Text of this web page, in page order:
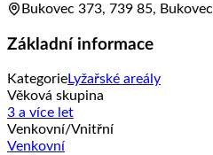
Bukovec 373, 739 85, Bukovec
Základní informace
KategorieLyžařské areály
Věková skupina
3 a více let
Venkovní/Vnitřní
Venkovní